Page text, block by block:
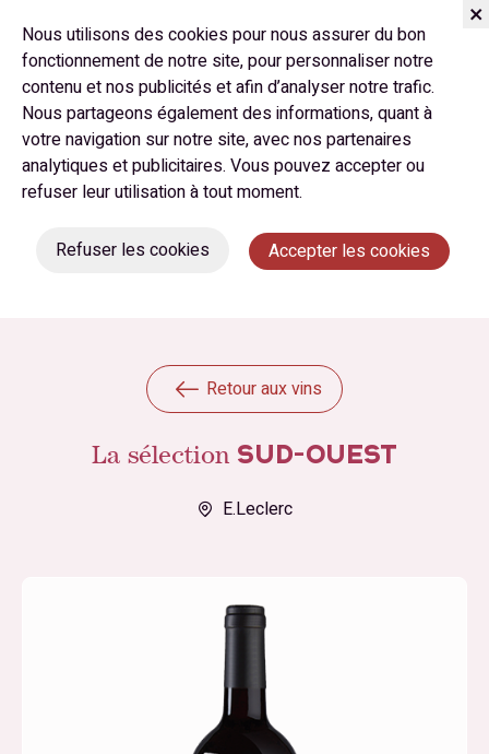
Retour aux vins
La sélection SUD-OUEST
E.Leclerc
Nous utilisons des cookies pour nous assurer du bon
fonctionnement de notre site, pour personnaliser notre
contenu et nos publicités et afin d’analyser notre trafic.
Nous partageons également des informations, quant à
votre navigation sur notre site, avec nos partenaires
analytiques et publicitaires. Vous pouvez accepter ou
refuser leur utilisation à tout moment.
Refuser les cookies Accepter les cookies